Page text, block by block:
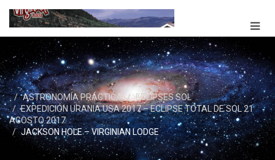
ASTRONOMÍA PRÁCTICA
ECLIPSES SOL
EXPEDICIÓN URANIA USA 2017 – ECLIPSE TOTAL DE SOL 21
AGOSTO 2017
JACKSON HOLE – VIRGINIAN LODGE